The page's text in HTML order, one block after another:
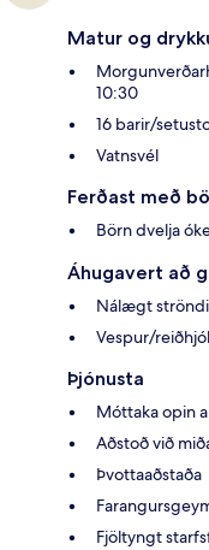
Matur og
10:30
16 barir/
Vatnsvél
Ferðast með
Börn dvelja
Áhugavert að
Nálægt
Vespur/
Þjónusta
Móttaka opin
Aðstoð við
Þvottaaðstaða
Fjöltyngt